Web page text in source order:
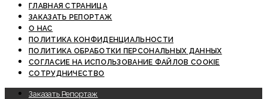
ГЛАВНАЯ СТРАНИЦА
ЗАКАЗАТЬ РЕПОРТАЖ
О НАС
ПОЛИТИКА КОНФИДЕНЦИАЛЬНОСТИ
ПОЛИТИКА ОБРАБОТКИ ПЕРСОНАЛЬНЫХ ДАННЫХ
СОГЛАСИЕ НА ИСПОЛЬЗОВАНИЕ ФАЙЛОВ COOKIE
СОТРУДНИЧЕСТВО
Заказать Репортаж